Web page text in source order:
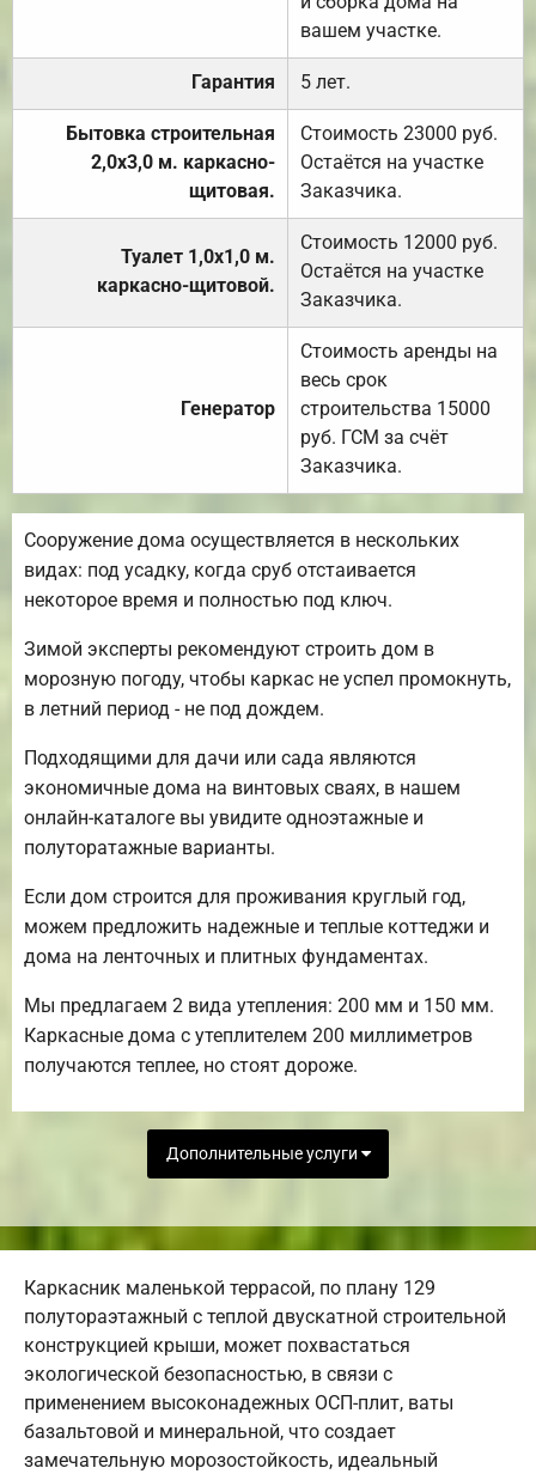
вашем участке.
Гарантия 5 лет.
Бытовка строительная
2,0х3,0 м. каркасно-
щитовая.
Стоимость 23000 руб.
Остаётся на участке
Заказчика.
Туалет 1,0х1,0 м.
каркасно-щитовой.
Стоимость 12000 руб.
Остаётся на участке
Заказчика.
Генератор
Стоимость аренды на
весь срок
строительства 15000
руб. ГСМ за счёт
Заказчика.
Сооружение дома осуществляется в нескольких
видах: под усадку, когда сруб отстаивается
некоторое время и полностью под ключ.
Зимой эксперты рекомендуют строить дом в
морозную погоду, чтобы каркас не успел промокнуть,
в летний период - не под дождем.
Подходящими для дачи или сада являются
экономичные дома на винтовых сваях, в нашем
онлайн-каталоге вы увидите одноэтажные и
полуторатажные варианты.
Если дом строится для проживания круглый год,
можем предложить надежные и теплые коттеджи и
дома на ленточных и плитных фундаментах.
Мы предлагаем 2 вида утепления: 200 мм и 150 мм.
Каркасные дома с утеплителем 200 миллиметров
получаются теплее, но стоят дороже.
Дополнительные услуги
Каркасник маленькой террасой, по плану 129
полутораэтажный с теплой двускатной строительной
конструкцией крыши, может похвастаться
экологической безопасностью, в связи с
применением высоконадежных ОСП-плит, ваты
базальтовой и минеральной, что создает
замечательную морозостойкость, идеальный